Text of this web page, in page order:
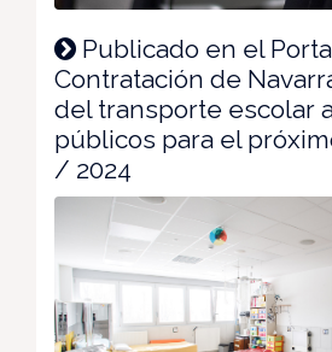
Publicado en el
Contratación de
del transporte escolar
públicos para el
/ 2024